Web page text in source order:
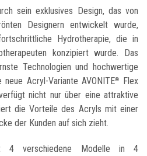
sein exklusives Design, das von
Designern entwickelt wurde,
Hydrotherapie, die in
konzipiert wurde. Das
Technologien und hochwertige
Acryl-Variante AVONITE®
Flex
nicht nur über eine attraktive
die Vorteile des Acryls mit einer
der Kunden auf sich zieht.
4 verschiedene Modelle in 4